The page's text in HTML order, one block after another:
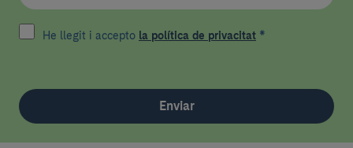
He llegit i accepto la política de privacitat *
Enviar